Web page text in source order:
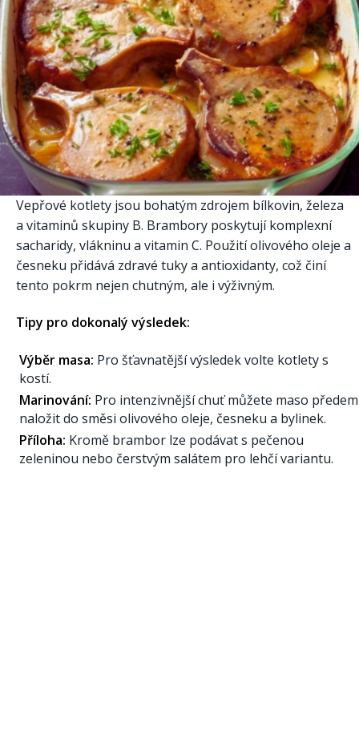
Vepřové kotlety jsou bohatým zdrojem bílkovin, železa
a vitaminů skupiny B. Brambory poskytují komplexní
sacharidy, vlákninu a vitamin C. Použití olivového oleje a
česneku přidává zdravé tuky a antioxidanty, což činí
tento pokrm nejen chutným, ale i výživným.
Tipy pro dokonalý výsledek:
Výběr masa: Pro šťavnatější výsledek volte kotlety s
kostí.
Marinování: Pro intenzivnější chuť můžete maso předem
naložit do směsi olivového oleje, česneku a bylinek.
Příloha: Kromě brambor lze podávat s pečenou
zeleninou nebo čerstvým salátem pro lehčí variantu.